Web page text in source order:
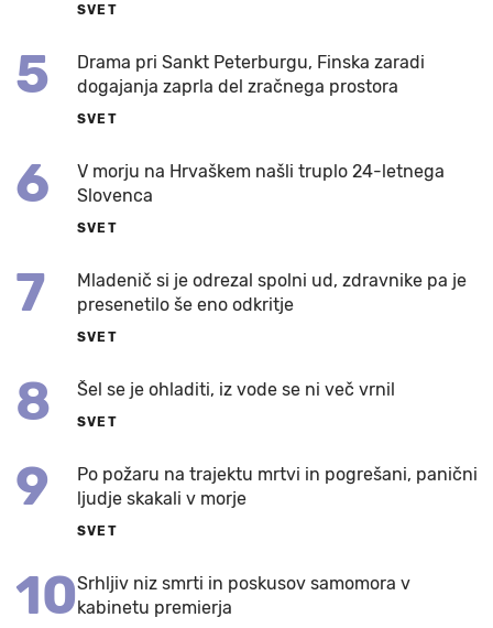
SVET
5
Drama pri Sankt Peterburgu, Finska zaradi
dogajanja zaprla del zračnega prostora
SVET
6
V morju na Hrvaškem našli truplo 24-letnega
Slovenca
SVET
7
Mladenič si je odrezal spolni ud, zdravnike pa je
presenetilo še eno odkritje
SVET
8 Šel se je ohladiti, iz vode se ni več vrnil
SVET
9
Po požaru na trajektu mrtvi in pogrešani, panični
ljudje skakali v morje
SVET
10Srhljiv niz smrti in poskusov samomora v
kabinetu premierja